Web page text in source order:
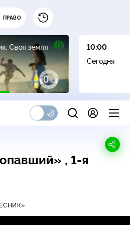
ПРАВО
Своя земля
16+
10:00
Сегодня
, 1-я